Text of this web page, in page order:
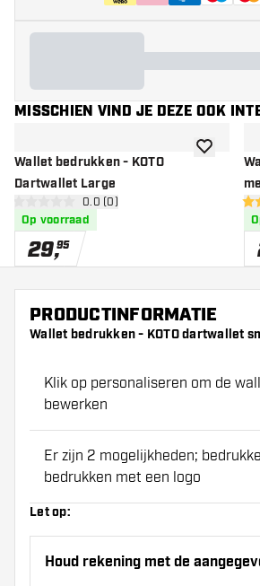
MISSCHIEN VIND JE DEZE OOK
Wallet bedrukken - KOTO
Dartwallet Large
open reviews drawer
0 score sterren0.0 (0)
Op voorraad
29,95
PRODUCTINFORMATIE
Wallet bedrukken - KOTO dartwallet
Klik op personaliseren om de
bewerken
Er zijn 2 mogelijkheden;
bedrukken met een logo
Let op:
Houd rekening met de